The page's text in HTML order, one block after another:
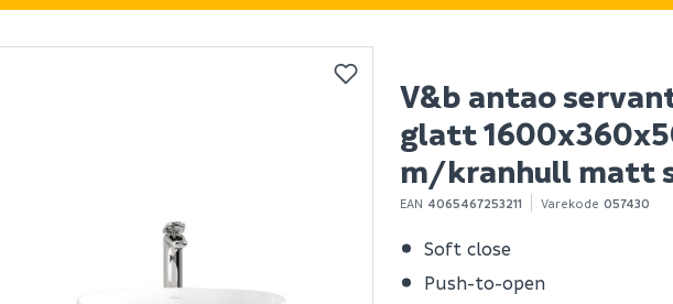
KAN DISSE VÆRE AV INTERESSE?
V&b antao
glatt
m/kranhull matt
EAN 4065467253211 Varekode 057430
Soft close
Push-to-open